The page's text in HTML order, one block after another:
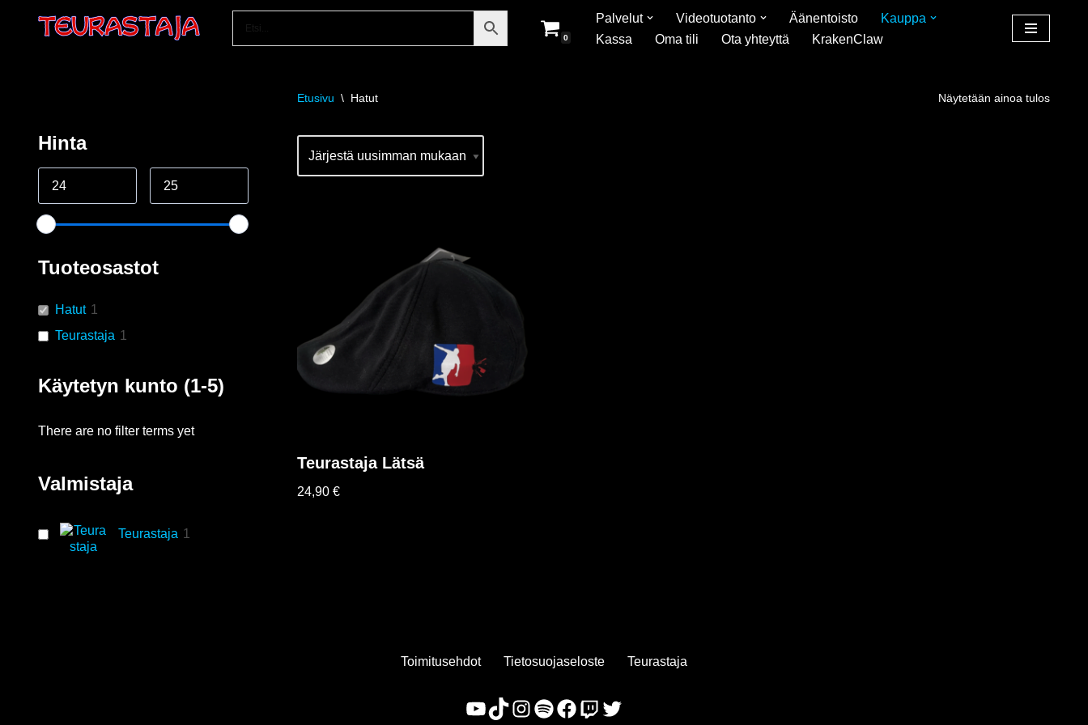
0
Palvelut Videotuotanto Äänentoisto
Kauppa
Kassa
Oma tili Ota yhteyttä KrakenClaw
Hinta
Tuoteosastot
Hatut 1
Teurastaja 1
Käytetyn kunto (1-5)
There are no filter terms yet
Valmistaja
Teurastaja 1
Etusivu \ Hatut Näytetään ainoa tulos
Teurastaja Lätsä
24,90 €
Toimitusehdot Tietosuojaseloste Teurastaja